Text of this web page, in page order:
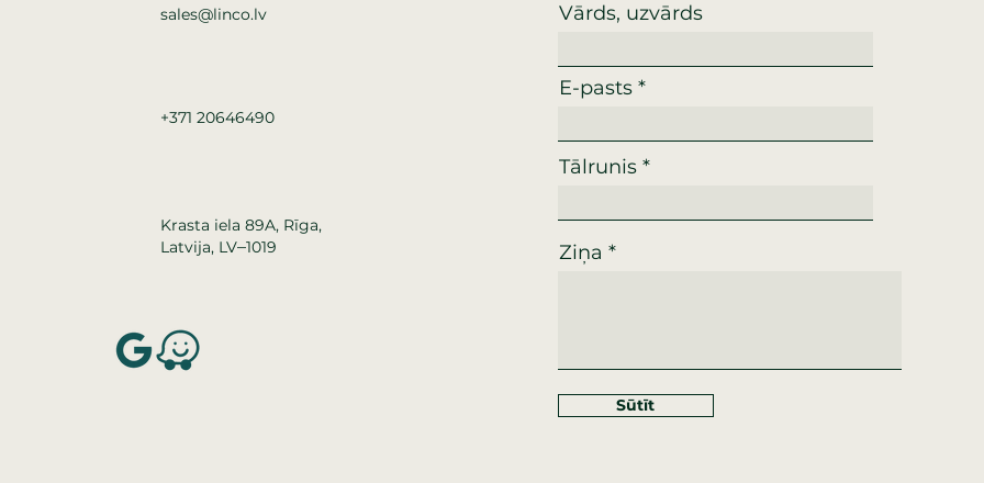
sales@linco.lv
+371 20646490
Krasta iela 89A, Rīga,
Latvija, LV–1019
Vārds, uzvārds
E-pasts
Tālrunis
Ziņa
Sūtīt